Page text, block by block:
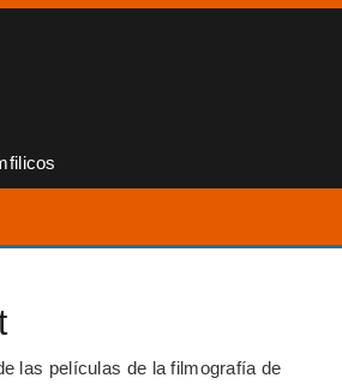
las películas de la filmografía de